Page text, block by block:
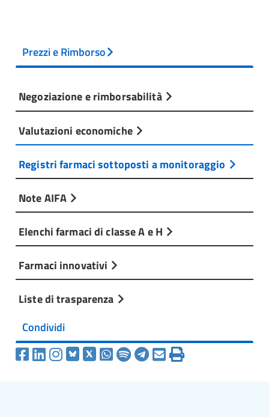
Prezzi e Rimborso
Negoziazione e rimborsabilità
Valutazioni economiche
Registri farmaci sottoposti a monitoraggio
Note AIFA
Elenchi farmaci di classe A e H
Farmaci innovativi
Liste di trasparenza
Condividi